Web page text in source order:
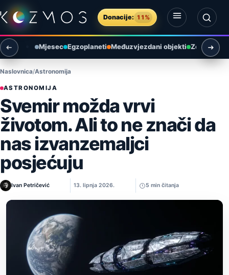
Preskoči na sadržaj
Donacije: 11%
Otvori izbornik
Otvori pretragu
Mjesec Egzoplaneti Međuzvjezdani objekti Zemlja i
Naslovnica Astronomija
ASTRONOMIJA
Svemir možda vrvi
životom. Ali to ne znači da
nas izvanzemaljci
posjećuju
Ivan Petričević 13. lipnja 2026. 5 min čitanja